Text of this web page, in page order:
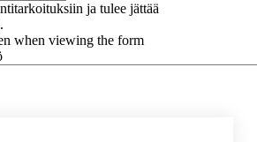
ja tulee jättää
when viewing the form